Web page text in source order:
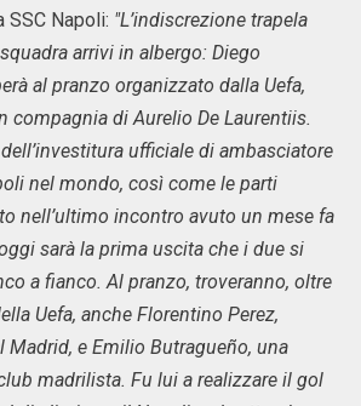
SSC Napoli: "L’indiscrezione trapela
arrivi in albergo: Diego
al pranzo organizzato dalla Uefa,
compagnia di Aurelio De Laurentiis.
ufficiale di ambasciatore
nel mondo, così come le parti
nell’ultimo incontro avuto un mese fa
sarà la prima uscita che i due si
a fianco. Al pranzo, troveranno, oltre
Uefa, anche Florentino Perez,
Madrid, e Emilio Butragueño, una
madrilista. Fu lui a realizzare il gol